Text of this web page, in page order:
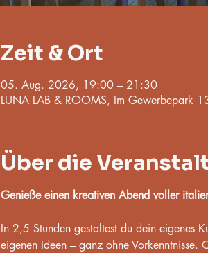
Zeit & Ort
05. Aug. 2026, 19:00 – 21:30
LUNA LAB & ROOMS, Im Gewerbepark
Über die
Genieße einen kreativen Abend voller
In 2,5 Stunden gestaltest du dein eigenes
eigenen Ideen – ganz ohne